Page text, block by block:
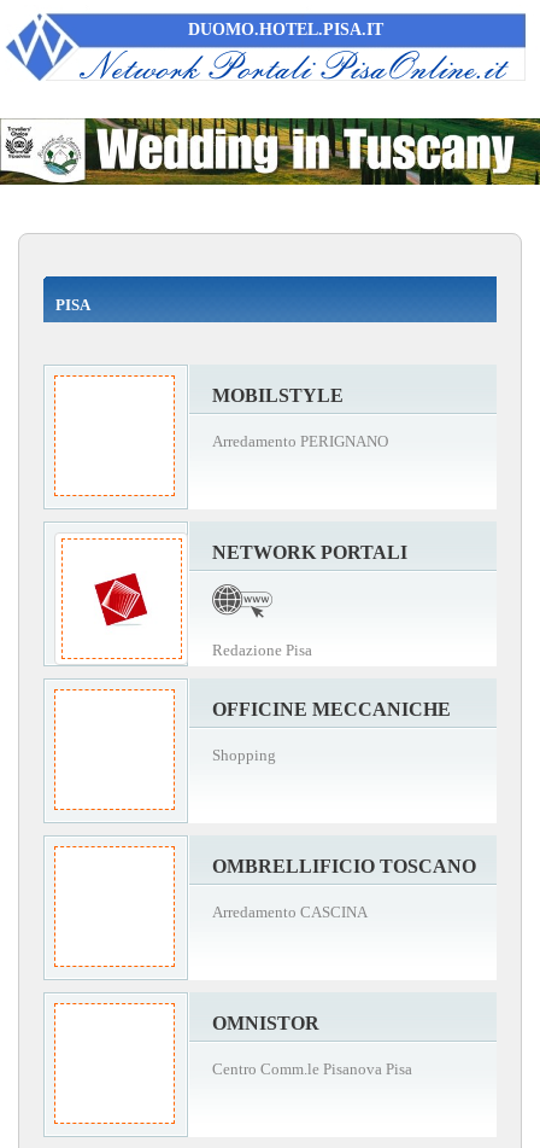
DUOMO.HOTEL.PISA.IT
PISA
MOBILSTYLE
Arredamento PERIGNANO
NETWORK PORTALI
Redazione Pisa
OFFICINE MECCANICHE
Shopping
OMBRELLIFICIO TOSCANO
Arredamento CASCINA
OMNISTOR
Centro Comm.le Pisanova Pisa